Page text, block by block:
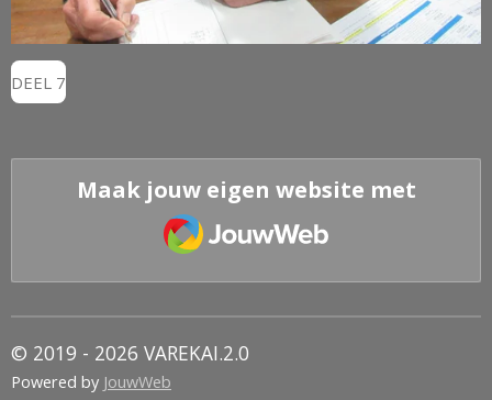
DEEL 7
Maak jouw eigen website met
JouwWeb
© 2019 - 2026 VAREKAI.2.0
Powered by JouwWeb